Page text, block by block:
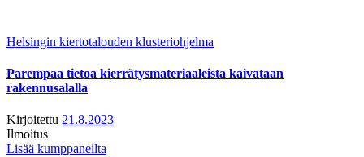
Helsingin kiertotalouden klusteriohjelma
Parempaa tietoa kierrätysmateriaaleista kaivataan
rakennusalalla
Kirjoitettu 21.8.2023
Ilmoitus
Lisää kumppaneilta